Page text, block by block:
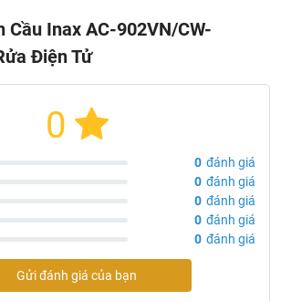
của bồn cầu nắp rửa điện tử AC-
Cầu Inax AC-902VN/CW-
Điện Tử
0
0 đánh giá
0 đánh giá
0 đánh giá
0 đánh giá
0 đánh giá
Gửi đánh giá của bạn